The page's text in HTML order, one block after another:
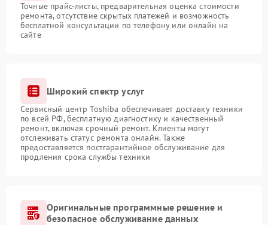
Точные прайс-листы, предварительная оценка стоимости
ремонта, отсутствие скрытых платежей и возможность
бесплатной консультации по телефону или онлайн на
сайте
Широкий спектр услуг
Сервисный центр Toshiba обеспечивает доставку техники
по всей РФ, бесплатную диагностику и качественный
ремонт, включая срочный ремонт. Клиенты могут
отслеживать статус ремонта онлайн. Также
предоставляется постгарантийное обслуживание для
продления срока службы техники
Оригинальные программные решение и
безопасное обслуживание данных